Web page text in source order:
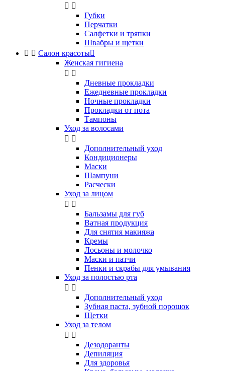
 
Губки
Перчатки
Салфетки и тряпки
Швабры и щетки
  Салон красоты
Женская гигиена
 
Дневные прокладки
Ежедневные прокладки
Ночные прокладки
Прокладки от пота
Тампоны
Уход за волосами
 
Дополнительный уход
Кондиционеры
Маски
Шампуни
Расчески
Уход за лицом
 
Бальзамы для губ
Ватная продукция
Для снятия макияжа
Кремы
Лосьоны и молочко
Маски и патчи
Пенки и скрабы для умывания
Уход за полостью рта
 
Дополнительный уход
Зубная паста, зубной порошок
Щетки
Уход за телом
 
Дезодоранты
Депиляция
Для здоровья